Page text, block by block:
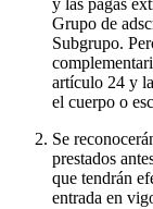
y las pagas
Grupo de
Subgrupo.
artículo 24 y
el cuerpo o
Se
prestados
que tendrán
entrada en